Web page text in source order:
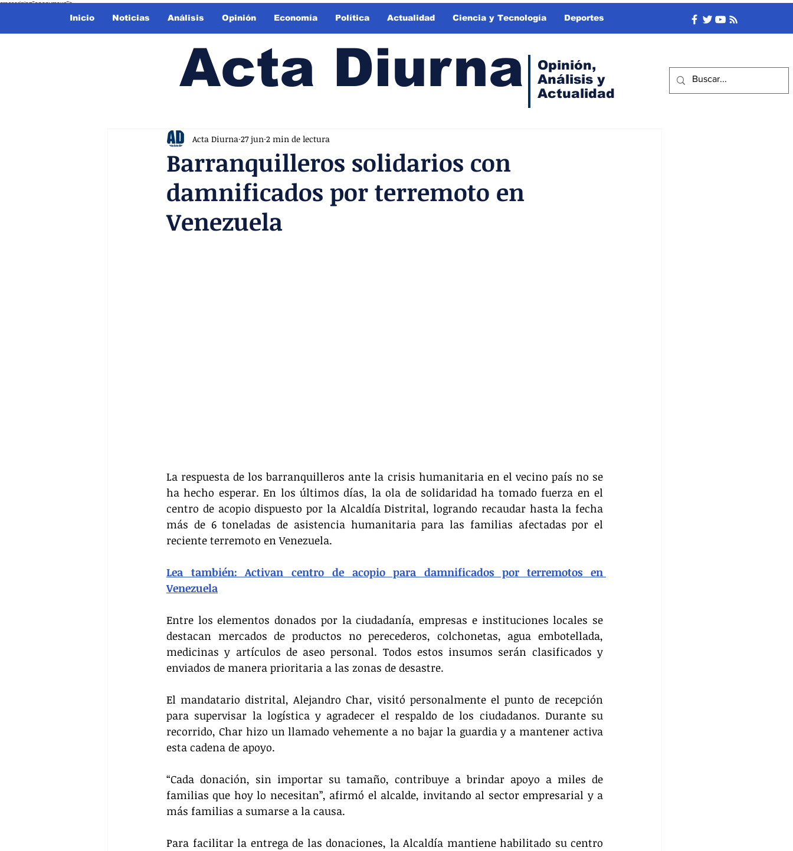
crossorigin="anonymous">
Inicio Noticias Análisis Opinión Economía Política Actualidad Ciencia y Tecnología Deportes
Acta Diurna
Opinión,
Análisis y
Actualidad
Barranquilleros solidarios con
damnificados por terremoto en
Venezuela
Acta Diurna 27 jun 2 min de lectura
La respuesta de los barranquilleros ante la crisis humanitaria en el vecino país no se
ha hecho esperar. En los últimos días, la ola de solidaridad ha tomado fuerza en el
centro de acopio dispuesto por la Alcaldía Distrital, logrando recaudar hasta la fecha
más de 6 toneladas de asistencia humanitaria para las familias afectadas por el
reciente terremoto en Venezuela.
Lea también: Activan centro de acopio para damnificados por terremotos en
Venezuela
Entre los elementos donados por la ciudadanía, empresas e instituciones locales se
destacan mercados de productos no perecederos, colchonetas, agua embotellada,
medicinas y artículos de aseo personal. Todos estos insumos serán clasificados y
enviados de manera prioritaria a las zonas de desastre.
El mandatario distrital, Alejandro Char, visitó personalmente el punto de recepción
para supervisar la logística y agradecer el respaldo de los ciudadanos. Durante su
recorrido, Char hizo un llamado vehemente a no bajar la guardia y a mantener activa
esta cadena de apoyo.
“Cada donación, sin importar su tamaño, contribuye a brindar apoyo a miles de
familias que hoy lo necesitan”, afirmó el alcalde, invitando al sector empresarial y a
más familias a sumarse a la causa.
Para facilitar la entrega de las donaciones, la Alcaldía mantiene habilitado su centro